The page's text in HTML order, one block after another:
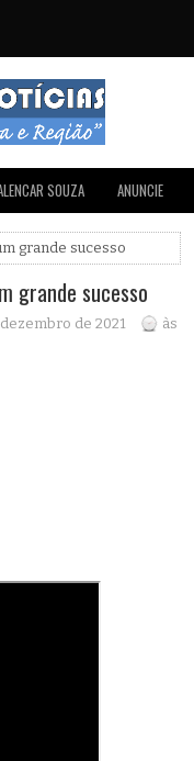
SOUZA ANUNCIE
grande sucesso
grande sucesso
de 2021
às